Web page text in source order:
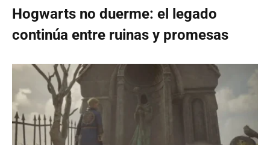
Hogwarts no duerme: el legado
continúa entre ruinas y promesas